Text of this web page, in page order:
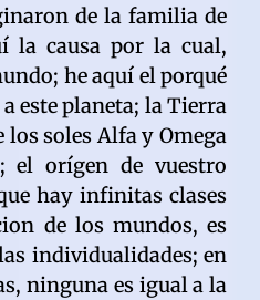
de la familia de
la causa por la cual,
he aquí el porqué
este planeta; la Tierra
los soles Alfa y Omega
el orígen de vuestro
hay infinitas clases
de los mundos, es
individualidades; en
ninguna es igual a la